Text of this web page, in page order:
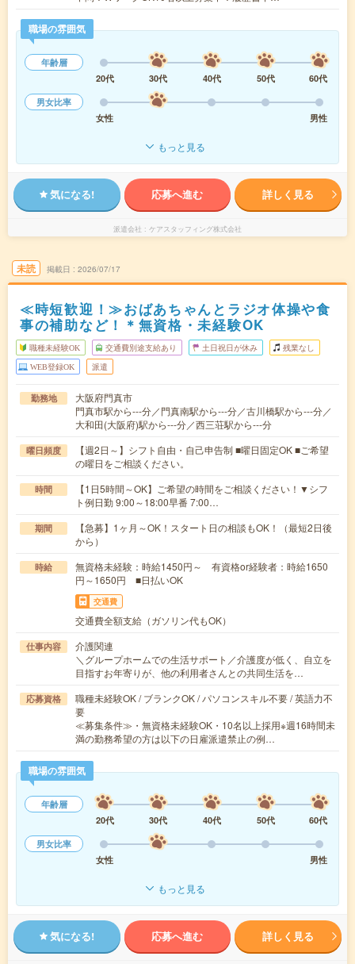
職場の雰囲気
年齢層
20代
30代 40代 50代
60代
男女比率
女性
男性
もっと見る
気になる! 応募へ進む 詳しく見る
派遣会社 ケアスタッフィング株式会社
未読 掲載日 2026/07/17
≪時短歓迎！≫おばあちゃんとラジオ体操や食
事の補助など！＊無資格・未経験OK
職種未経験OK 交通費別途支給あり 土日祝日が休み 残業なし
WEB登録OK 派遣
勤務地
大阪府門真市
門真市駅から---分／門真南駅から---分／古川橋駅から---分／
大和田(大阪府)駅から---分／西三荘駅から---分
曜日頻度
【週2日～】シフト自由・自己申告制 ■曜日固定OK ■ご希望
の曜日をご相談ください。
時間
【1日5時間～OK】ご希望の時間をご相談ください！▼シフ
ト例日勤 9:00～18:00早番 7:00…
期間
【急募】1ヶ月～OK！スタート日の相談もOK！（最短2日後
から）
時給
無資格未経験：時給1450円～ 有資格or経験者：時給1650
円～1650円 ■日払いOK
交通費
交通費全額支給（ガソリン代もOK）
仕事内容
介護関連
＼グループホームでの生活サポート／介護度が低く、自立を
目指すお年寄りが、他の利用者さんとの共同生活を…
応募資格
職種未経験OK / ブランクOK / パソコンスキル不要 / 英語力不
要
≪募集条件≫・無資格未経験OK・10名以上採用※週16時間未
満の勤務希望の方は以下の日雇派遣禁止の例…
職場の雰囲気
年齢層
20代
30代 40代 50代
60代
男女比率
女性
男性
もっと見る
気になる! 応募へ進む 詳しく見る